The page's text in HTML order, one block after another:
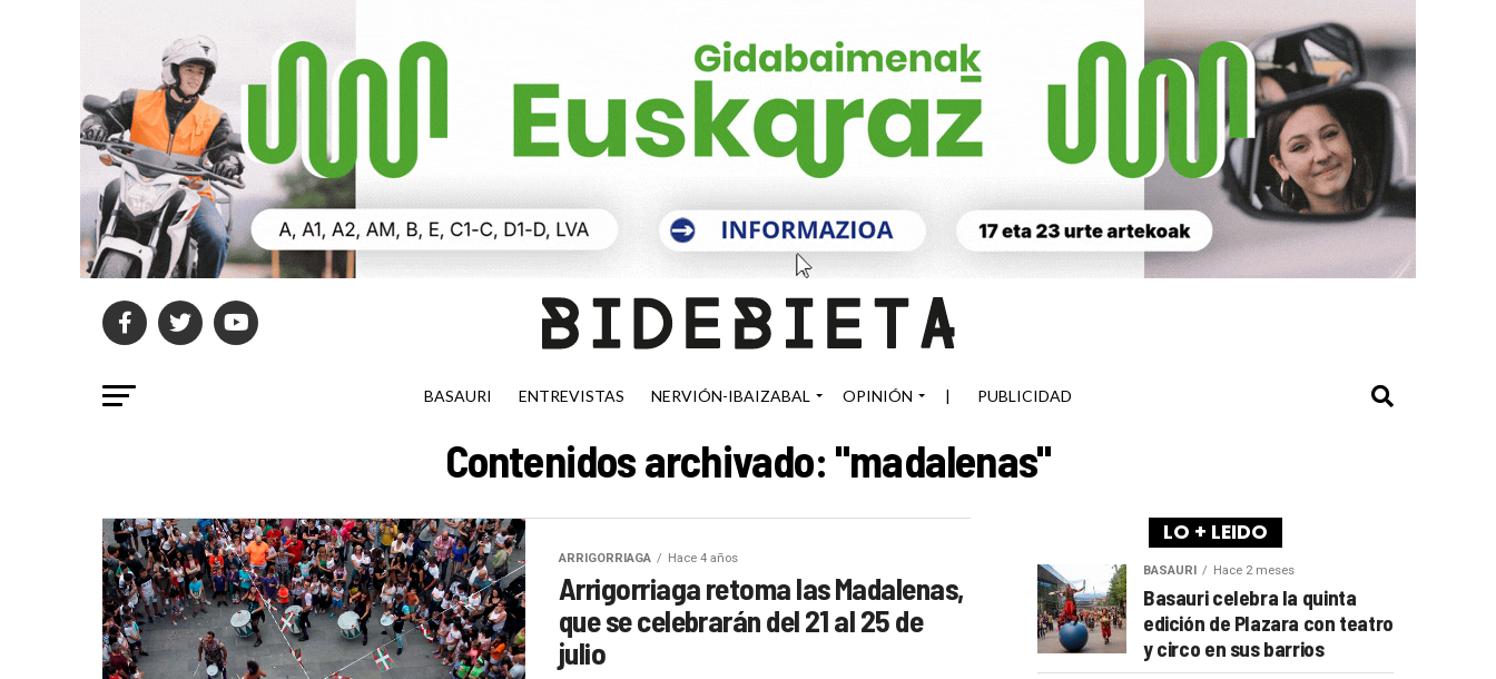
BASAURI ENTREVISTAS NERVIÓN-IBAIZABAL OPINIÓN | PUBLICIDAD
Contenidos archivado: "madalenas"
ARRIGORRIAGA Hace 4 años
Arrigorriaga retoma las Madalenas,
que se celebrarán del 21 al 25 de
julio
LO + LEIDO
BASAURI Hace 2 meses
Basauri celebra la quinta
edición de Plazara con teatro
y circo en sus barrios